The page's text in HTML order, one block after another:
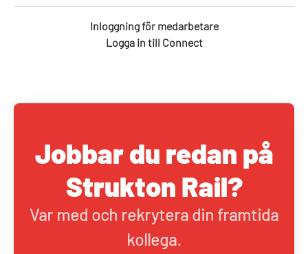
Inloggning för medarbetare
Logga in till Connect
Jobbar du redan på
Strukton Rail?
Var med och rekrytera din framtida
kollega.